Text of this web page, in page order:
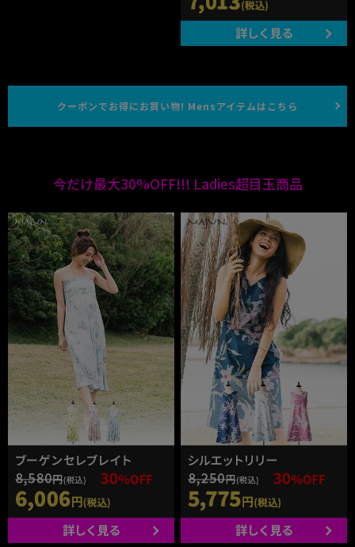
クーポンでお得にお買い物! Mensアイテムはこちら
今だけ最大30%OFF!!! Ladies超目玉商品